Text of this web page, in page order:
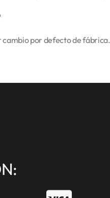
cambio por defecto de